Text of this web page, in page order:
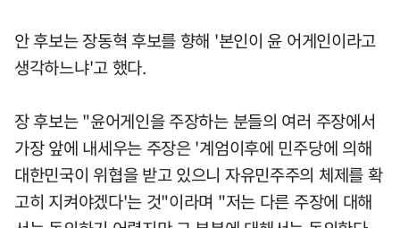
안 후보는 장동혁 후보를 향해 '본인이 윤 어게인이라고
생각하느냐'고 했다.
장 후보는 "윤어게인을 주장하는 분들의 여러 주장에서
가장 앞에 내세우는 주장은 '계엄이후에 민주당에 의해
대한민국이 위협을 받고 있으니 자유민주주의 체제를 확
고히 지켜야겠다'는 것"이라며 "저는 다른 주장에 대해